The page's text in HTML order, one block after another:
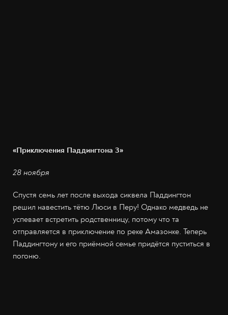
«Приключения Паддингтона 3»
28 ноября
Спустя семь лет после выхода сиквела Паддингтон
решил навестить тётю Люси в Перу! Однако медведь не
успевает встретить родственницу, потому что та
отправляется в приключение по реке Амазонке. Теперь
Паддингтону и его приёмной семье придётся пуститься в
погоню.